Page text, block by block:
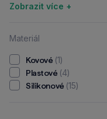
Zobrazit více +
Materiál
Kovové (1)
Plastové (4)
Silikonové (15)